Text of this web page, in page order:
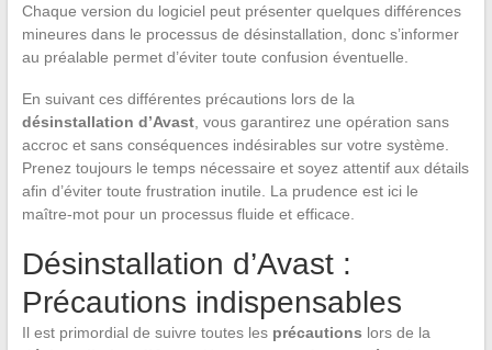
Chaque version du logiciel peut présenter quelques différences
mineures dans le processus de désinstallation, donc s’informer
au préalable permet d’éviter toute confusion éventuelle.
En suivant ces différentes précautions lors de la
désinstallation d’Avast, vous garantirez une opération sans
accroc et sans conséquences indésirables sur votre système.
Prenez toujours le temps nécessaire et soyez attentif aux détails
afin d’éviter toute frustration inutile. La prudence est ici le
maître-mot pour un processus fluide et efficace.
Désinstallation d’Avast :
Précautions indispensables
Il est primordial de suivre toutes les précautions lors de la